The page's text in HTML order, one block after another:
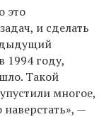
это
и сделать
1994 году,
Такой
многое,
—